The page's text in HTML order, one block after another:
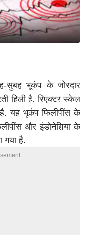
सुबह भूकंप के जोरदार
हिली है. रिएक्टर स्केल
है. यह भूकंप फिलीपींस के
और इंडोनेशिया के
गया है.